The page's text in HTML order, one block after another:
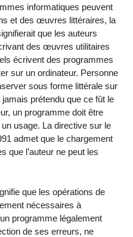
informatiques peuvent
et des œuvres littéraires, la
que les auteurs
des œuvres utilitaires
écrivent des programmes
sur un ordinateur. Personne
sous forme littérale sur
jamais prétendu que ce fût le
un programme doit être
usage. La directive sur le
admet que le chargement
que l’auteur ne peut les
que les opérations de
nécessaires à
programme légalement
de ses erreurs, ne